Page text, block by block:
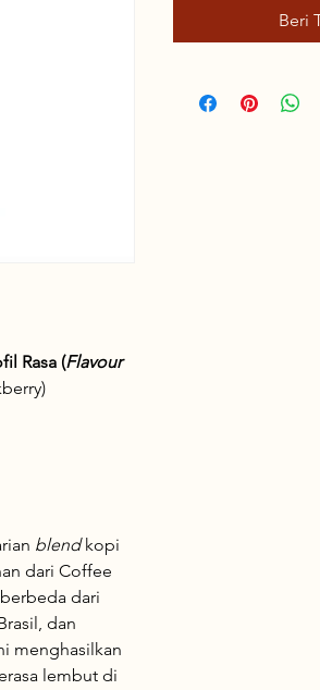
Rasa (Flavour
blendkopi
dari Coffee
dari
dan
menghasilkan
lembut di
Beri